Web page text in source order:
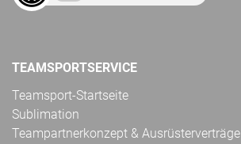
TEAMSPORTSERVICE
Teamsport-Startseite
Sublimation
Teampartnerkonzept & Ausrüsterverträge